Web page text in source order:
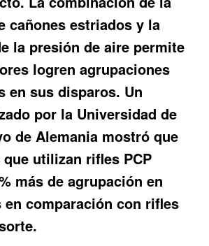
cañones estriados y la
la presión de aire permite
logren agrupaciones
en sus disparos. Un
por la Universidad de
de Alemania mostró que
utilizan rifles PCP
más de agrupación en
comparación con rifles